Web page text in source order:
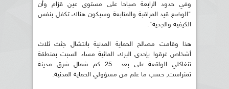
وفي حدود الرابعة صباحا على مستوى عين قزام وأن
"الوضع قيد المراقبة والمتابعة وسيكون هناك تكفل بنفس
الكيفية والجدية".
هذا وقامت مصالح الحماية المدنية بانتشال جثث ثلاث
أشخاص غرقوا بإحدى البرك المائية مساء السبت بمنطقة
تنغاكلي الواقعة على بعد 25 كم شمال شرق مدينة
تمنراست, حسب ما علم من مسؤولي الحماية المدنية.